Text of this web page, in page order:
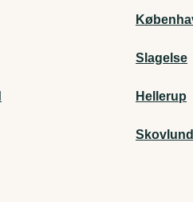
Slagelse
Hellerup